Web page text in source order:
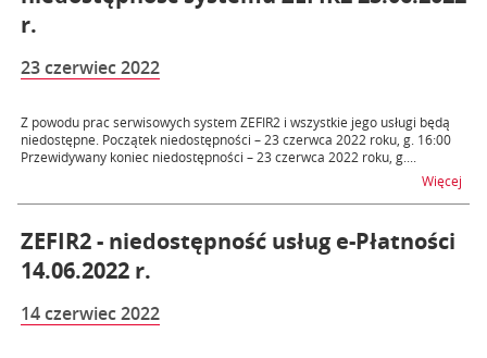
r.
23 czerwiec 2022
Z powodu prac serwisowych system ZEFIR2 i wszystkie jego usługi będą
niedostępne. Początek niedostępności – 23 czerwca 2022 roku, g. 16:00
Przewidywany koniec niedostępności – 23 czerwca 2022 roku, g....
Więcej
ZEFIR2 - niedostępność usług e-Płatności
14.06.2022 r.
14 czerwiec 2022